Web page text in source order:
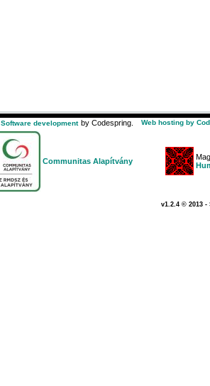
Software development by Codespring. Web hosting by
Communitas Alapítvány
v1.2.4 © 2013